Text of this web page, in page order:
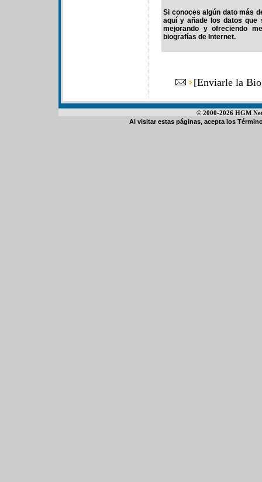
Si conoces algún dato más
aquí y añade los datos que
mejorando y ofreciendo
biografías de Internet.
[Enviarle la
© 2000-2026 HGM
Al visitar estas páginas, acepta los